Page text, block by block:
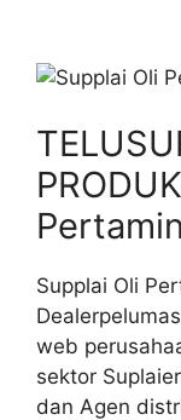
Supplai Oli
web
sektor
dan Agen